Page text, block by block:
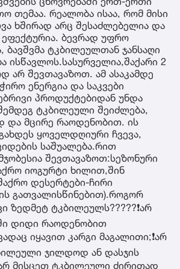
თემაა. რეალობა ისაა, რომ მისი
ხშირად არც შესაძლებელია და
ბევრად უფრო
ბავშვმა ტკბილეულთან ჯანსაღი
ისწავლოს.სასურველია,შაქარი 2
არ შევთავაზოთ. ამ ასაკამდე
ენერგია და საკვები
პროდუქტებიდან უნდა
ტკბილეული შეიძლება,
და მცირე რაოდენობით. ის
ყოველდღიური ჩვევა,
საშუალება.რით
შევთავაზოთ:სეზონური
იოგურტი ხილით,შინ
დესერტები-ჩირი
გათვალისწინებით).როგორ
ზედმეტ ტკბილეულს?????❗️არ
დიდი რაოდენობით
იყავით კარგი მაგალითი;❗️არ
ჯილდოდ ან დასჯის
მისცეთ ტკბილეული ძირითად